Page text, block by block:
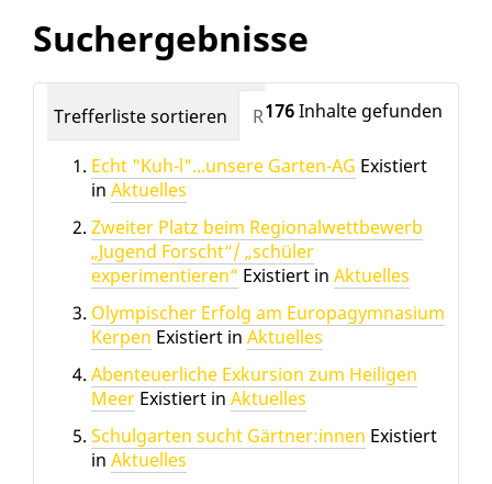
Suchergebnisse
176Inhalte gefunden
Trefferliste sortieren Relevanz Datum
Echt "Kuh-l"...unsere Garten-AG Existiert
in Aktuelles
Zweiter Platz beim Regionalwettbewerb
„Jugend Forscht“/ „schüler
experimentieren“ Existiert in Aktuelles
Olympischer Erfolg am Europagymnasium
Kerpen Existiert in Aktuelles
Abenteuerliche Exkursion zum Heiligen
Meer Existiert in Aktuelles
Schulgarten sucht Gärtner:innen Existiert
in Aktuelles